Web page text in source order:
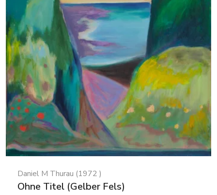
Daniel M Thurau (1972 )
Ohne Titel (Gelber Fels)